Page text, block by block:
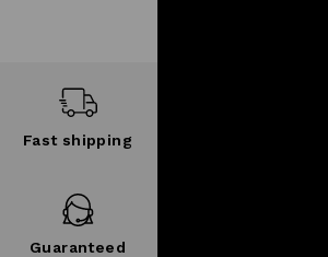
Fast shipping
Guaranteed